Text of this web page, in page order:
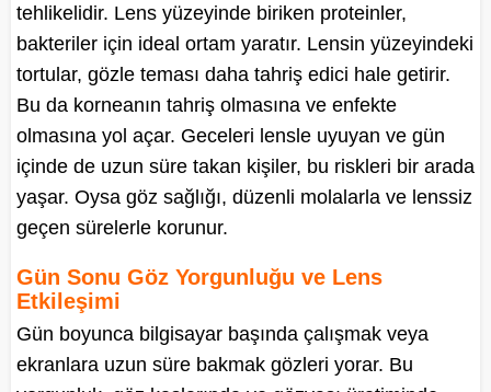
tehlikelidir. Lens yüzeyinde biriken proteinler,
bakteriler için ideal ortam yaratır. Lensin yüzeyindeki
tortular, gözle teması daha tahriş edici hale getirir.
Bu da korneanın tahriş olmasına ve enfekte
olmasına yol açar. Geceleri lensle uyuyan ve gün
içinde de uzun süre takan kişiler, bu riskleri bir arada
yaşar. Oysa göz sağlığı, düzenli molalarla ve lenssiz
geçen sürelerle korunur.
Gün Sonu Göz Yorgunluğu ve Lens
Etkileşimi
Gün boyunca bilgisayar başında çalışmak veya
ekranlara uzun süre bakmak gözleri yorar. Bu